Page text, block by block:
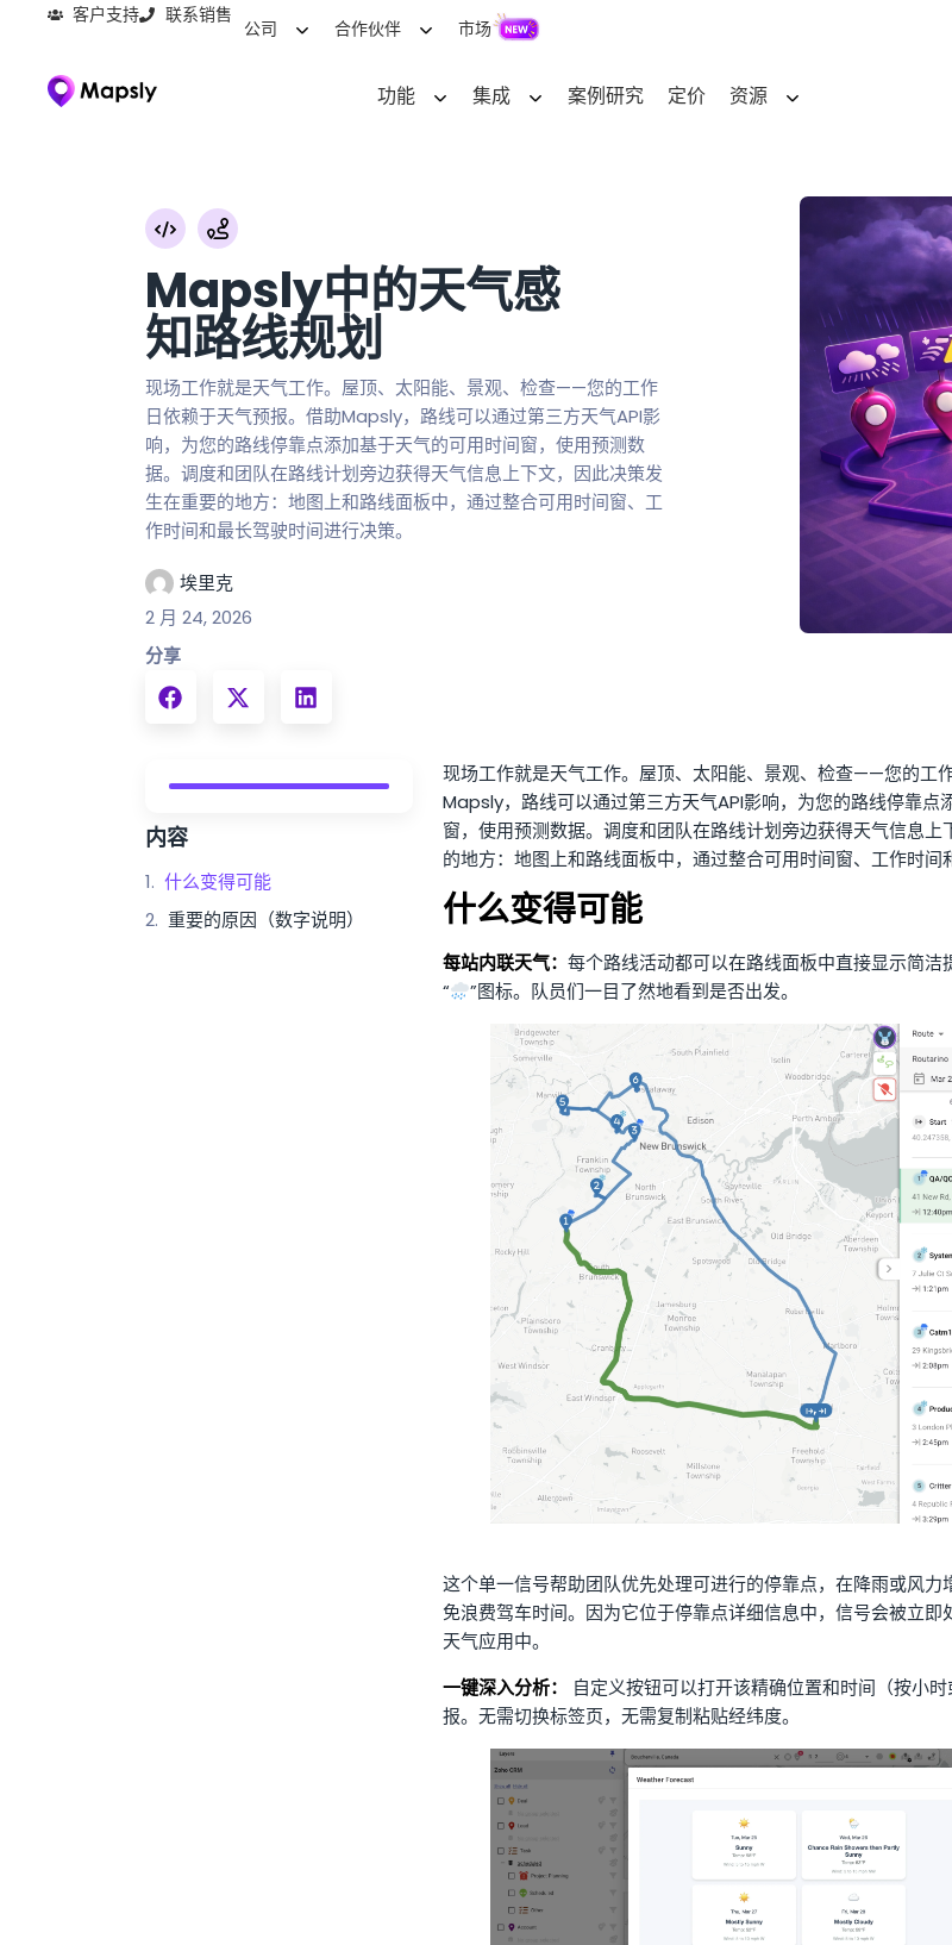
客户支持 联系销售
公司 合作伙伴 市场
功能 集成 案例研究 定价 资源
Mapsly中的天气感
知路线规划
现场工作就是天气工作。屋顶、太阳能、景观、检查——您的工作
日依赖于天气预报。借助Mapsly，路线可以通过第三方天气API影
响，为您的路线停靠点添加基于天气的可用时间窗，使用预测数
据。调度和团队在路线计划旁边获得天气信息上下文，因此决策发
生在重要的地方：地图上和路线面板中，通过整合可用时间窗、工
作时间和最长驾驶时间进行决策。
埃里克
2 月 24, 2026
分享
内容
什么变得可能
重要的原因（数字说明）
现场工作就是天气工作。屋顶、太阳能、景观、检查——您的工
Mapsly，路线可以通过第三方天气API影响，为您的路线停靠点
窗，使用预测数据。调度和团队在路线计划旁边获得天气信息上
的地方：地图上和路线面板中，通过整合可用时间窗、工作时间
什么变得可能
每站内联天气： 每个路线活动都可以在路线面板中直接显示简洁
“
”图标。队员们一目了然地看到是否出发。
这个单一信号帮助团队优先处理可进行的停靠点，在降雨或风力
免浪费驾车时间。因为它位于停靠点详细信息中，信号会被立即
天气应用中。
一键深入分析：
自定义按钮可以打开该精确位置和时间（按小
报。无需切换标签页，无需复制粘贴经纬度。